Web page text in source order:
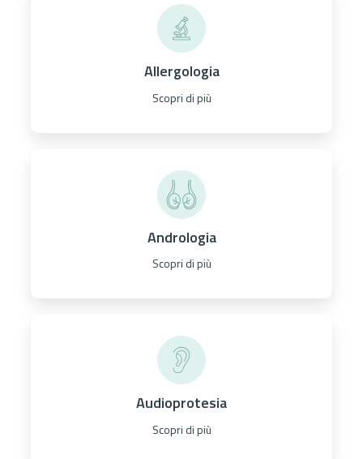
Allergologia
Scopri di più
Andrologia
Scopri di più
Audioprotesia
Scopri di più